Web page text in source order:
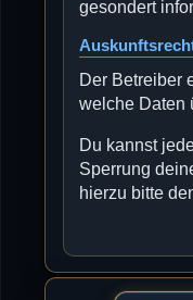
gesondert
Der Betreiber
welche Daten
Du kannst
Sperrung
hierzu bitte